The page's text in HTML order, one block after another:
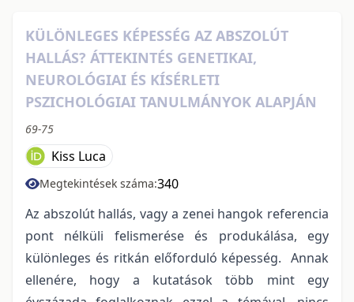
KÜLÖNLEGES KÉPESSÉG AZ ABSZOLÚT
HALLÁS? ÁTTEKINTÉS GENETIKAI,
NEUROLÓGIAI ÉS KÍSÉRLETI
PSZICHOLÓGIAI TANULMÁNYOK ALAPJÁN
69-75
Kiss Luca
Megtekintések száma:340
Az abszolút hallás, vagy a zenei hangok referencia
pont nélküli felismerése és produkálása, egy
különleges és ritkán előforduló képesség. Annak
ellenére, hogy a kutatások több mint egy